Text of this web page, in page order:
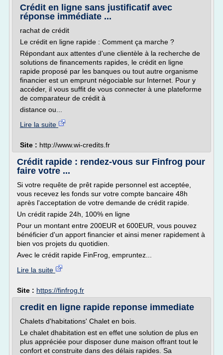
Crédit en ligne sans justificatif avec
réponse immédiate ...
rachat de crédit
Le crédit en ligne rapide : Comment ça marche ?
Répondant aux attentes d'une clientèle à la recherche de
solutions de financements rapides, le crédit en ligne
rapide proposé par les banques ou tout autre organisme
financier est un emprunt négociable sur Internet. Pour y
accéder, il vous suffit de vous connecter à une plateforme
de comparateur de crédit à
distance ou...
Lire la suite
Site : http://www.wi-credits.fr
Crédit rapide : rendez-vous sur Finfrog pour
faire votre ...
Si votre requête de prêt rapide personnel est acceptée,
vous recevez les fonds sur votre compte bancaire 48h
après l'acceptation de votre demande de crédit rapide.
Un crédit rapide 24h, 100% en ligne
Pour un montant entre 200EUR et 600EUR, vous pouvez
bénéficier d'un apport financier et ainsi mener rapidement à
bien vos projets du quotidien.
Avec le crédit rapide FinFrog, empruntez...
Lire la suite
Site : https://finfrog.fr
credit en ligne rapide reponse immediate
Chalets d'habitations' Chalet en bois.
Le chalet dhabitation est en effet une solution de plus en
plus appréciée pour disposer dune maison offrant tout le
confort et construite dans des délais rapides. Sa